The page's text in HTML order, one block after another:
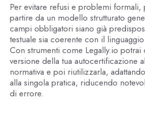
Per evitare refusi e problemi formali,
partire da un modello strutturato
campi obbligatori siano già
testuale sia coerente con il
Con strumenti come Legally.io potrai
versione della tua autocertificazione
normativa e poi riutilizzarla,
alla singola pratica, riducendo
di errore.